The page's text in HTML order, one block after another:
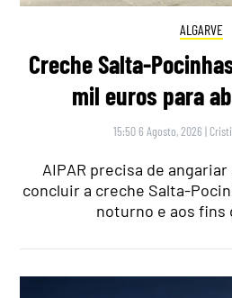
ALGARVE
Creche Salta-
mil euros para
15:50 6 Agosto, 2026 |
AIPAR precisa de
concluir a creche Salta-
noturno e aos fins